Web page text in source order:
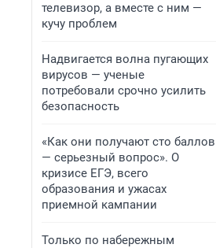
телевизор, а вместе с ним —
кучу проблем
Надвигается волна пугающих
вирусов — ученые
потребовали срочно усилить
безопасность
«Как они получают сто баллов
— серьезный вопрос». О
кризисе ЕГЭ, всего
образования и ужасах
приемной кампании
Только по набережным